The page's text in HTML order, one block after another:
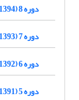
دوره 8 (1394)
دوره 7 (1393)
دوره 6 (1392)
دوره 5 (1391)